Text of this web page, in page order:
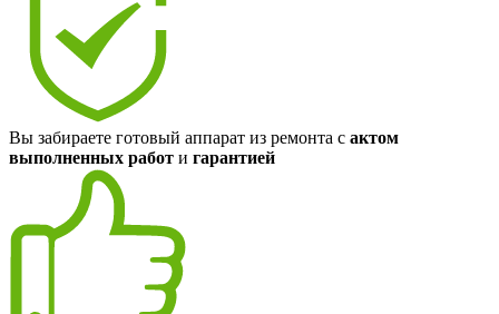
Вы забираете готовый аппарат из ремонта с актом
выполненных работ и гарантией